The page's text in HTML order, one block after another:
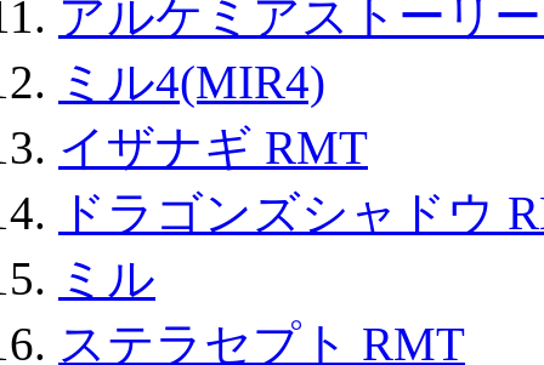
アルケミアストーリ
ミル4(MIR4)
イザナギ RMT
ドラゴンズシャドウ
ミル
ステラセプト RMT